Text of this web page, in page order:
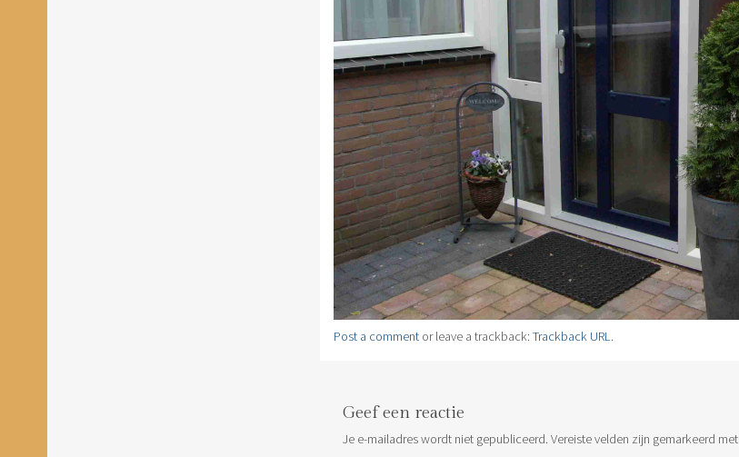
Post a comment or leave a trackback: Trackback URL.
Geef een reactie
Je e-mailadres wordt niet gepubliceerd. Vereiste velden zijn gemarkeerd met